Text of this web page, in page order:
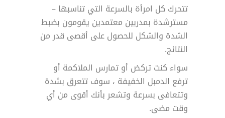
تتحرك كل امرأة بالسرعة التي تناسبها –
مسترشدة بمدربين معتمدين يقومون بضبط
الشدة والشكل للحصول على أقصى قدر من
النتائج.
سواء كنت تركض أو تمارس الملاكمة أو
ترفع الدمبل الخفيفة ، سوف تتعرق بشدة
وتتعافى بسرعة وتشعر بأنك أقوى من أي
وقت مضى.